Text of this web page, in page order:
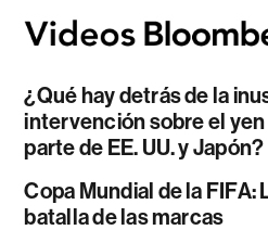
¿Qué hay detrás de la
intervención sobre el
parte de EE. UU. y Japón?
Copa Mundial de la FIFA:
batalla de las marcas